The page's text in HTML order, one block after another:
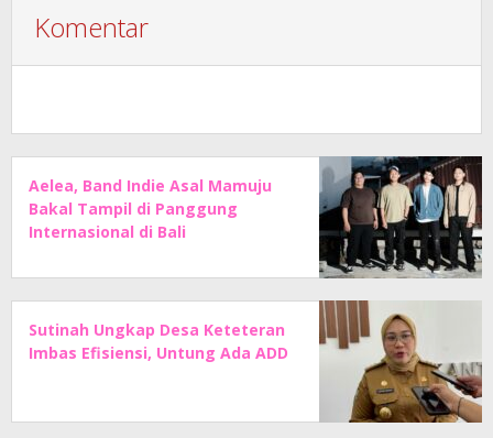
Komentar
Aelea, Band Indie Asal Mamuju
Bakal Tampil di Panggung
Internasional di Bali
Sutinah Ungkap Desa Keteteran
Imbas Efisiensi, Untung Ada ADD